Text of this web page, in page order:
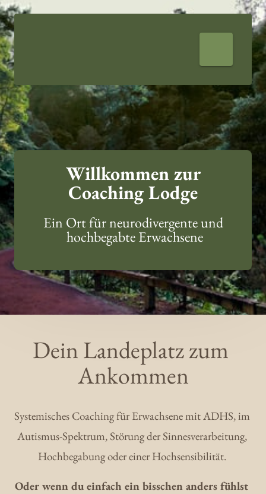
Willkommen zur
Coaching Lodge
Ein Ort für neurodivergente und
hochbegabte Erwachsene
Dein Landeplatz zum
Ankommen
Systemisches Coaching für Erwachsene mit ADHS, im
Autismus-Spektrum, Störung der Sinnesverarbeitung,
Hochbegabung oder einer Hochsensibilität.
Oder wenn du einfach ein bisschen anders fühlst